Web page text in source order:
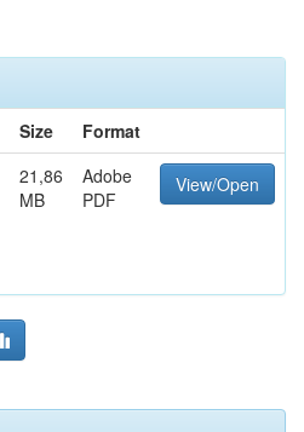
Size
Format
21,86
MB
Adobe
PDF
View/Open